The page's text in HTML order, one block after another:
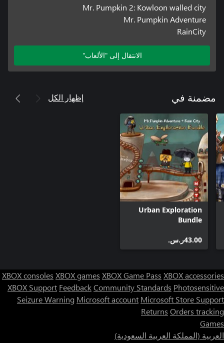
Mr. Pumpkin 2: Kowloon walled city
Mr. Pumpkin Adventure
RainCity
الانتقال إلى "الألعاب"
مضمنة في إظهار الكل
Urban Exploration
Bundle
‪ر.س.‏‎43.00‬
XBOX consoles XBOX games XBOX Game Pass XBOX accessories
XBOX Support FeedbackCommunity Standards Photosensitive
Seizure Warning Microsoft account Microsoft Store Support
Returns Orders tracking
Games
العربية (المملكة العربية السعودية)